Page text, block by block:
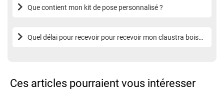
Que contient mon kit de pose personnalisé ?
Quel délai pour recevoir pour recevoir mon claustra bois
Ces articles pourraient vous intéresser